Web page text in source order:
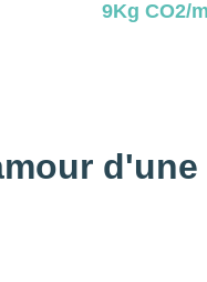
9Kg CO2/